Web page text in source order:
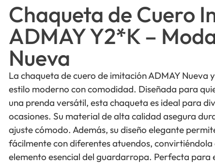
Chaqueta de Cuero
ADMAY Y2*K –
Nueva
La chaqueta de cuero de imitación ADMAY Nueva
estilo moderno con comodidad. Diseñada para
una prenda versátil, esta chaqueta es ideal para
ocasiones. Su material de alta calidad asegura
ajuste cómodo. Además, su diseño elegante
fácilmente con diferentes atuendos, convirtiéndola
elemento esencial del guardarropa. Perfecta para